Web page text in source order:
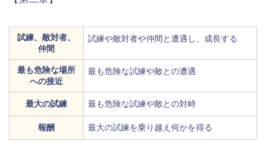
試練、敵対者、
仲間
試練や敵対者や仲間と遭遇し、成長する
最も危険な場所
への接近
最も危険な試練や敵との遭遇
最大の試練 最も危険な試練や敵との対峙
報酬 最大の試練を乗り越え何かを得る